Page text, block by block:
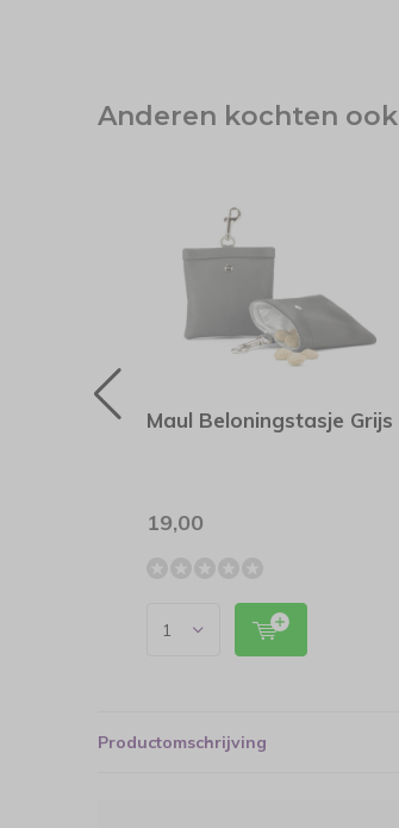
Anderen kochten ook
Maul Beloningstasje Grijs
19,00
Productomschrijving